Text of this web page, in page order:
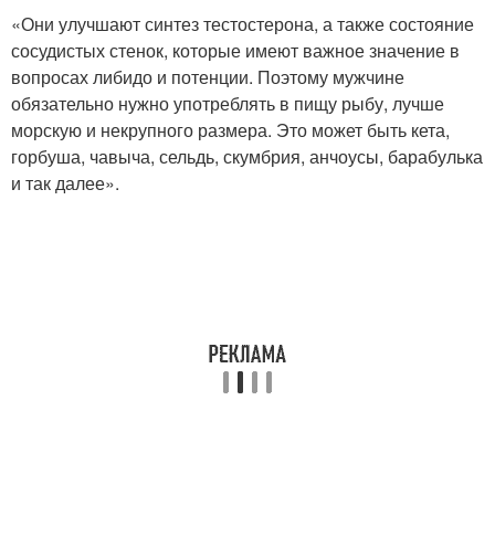
«Они улучшают синтез тестостерона, а также состояние
сосудистых стенок, которые имеют важное значение в
вопросах либидо и потенции. Поэтому мужчине
обязательно нужно употреблять в пищу рыбу, лучше
морскую и некрупного размера. Это может быть кета,
горбуша, чавыча, сельдь, скумбрия, анчоусы, барабулька
и так далее».